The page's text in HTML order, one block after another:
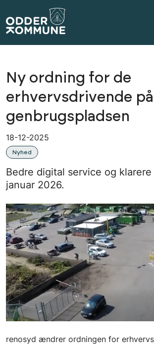
Ny ordning for de
erhvervsdrivende på
genbrugspladsen
18-12-2025
Nyhed
Bedre digital service og klarere
januar 2026.
renosyd ændrer ordningen for